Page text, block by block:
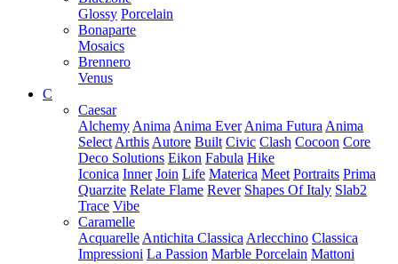
Glossy Porcelain
Bonaparte
Mosaics
Brennero
Venus
C
Caesar
Alchemy Anima Anima Ever Anima Futura Anima
Select Arthis Autore Built Civic Clash Cocoon Core
Deco Solutions Eikon Fabula Hike
Iconica Inner Join Life Materica Meet Portraits Prima
Quarzite Relate Flame Rever Shapes Of Italy Slab2
Trace Vibe
Caramelle
Acquarelle Antichita Classica Arlecchino Classica
Impressioni La Passion Marble Porcelain Mattoni